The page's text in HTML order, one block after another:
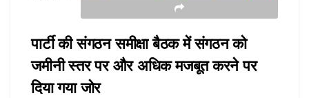
पार्टी की संगठन समीक्षा बैठक में संगठन को
जमीनी स्तर पर और अधिक मजबूत करने पर
दिया गया जोर